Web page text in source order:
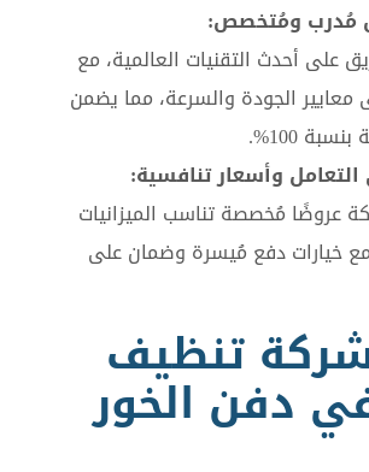
مُدرب ومُتخصص:
على أحدث التقنيات العالمية، مع
معايير الجودة والسرعة، مما يضمن
100%.
وأسعار تنافسية:
عروضًا مُخصصة تناسب الميزانيات
مع خيارات دفع مُيسرة وضمان على
تنظيف
دفن الخور